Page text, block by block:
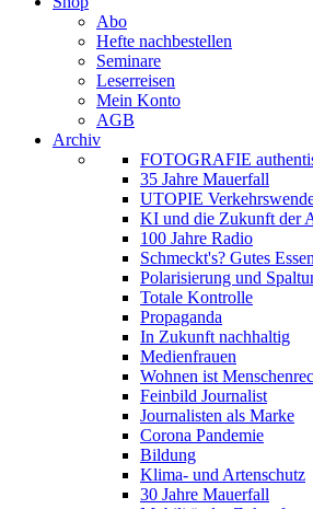
Abo
Hefte nachbestellen
Seminare
Leserreisen
Mein Konto
AGB
Archiv
FOTOGRAFIE
35 Jahre Mauerfall
UTOPIE
KI und die Zukunft der
100 Jahre Radio
Schmeckt's? Gutes
Polarisierung und
Totale Kontrolle
Propaganda
In Zukunft nachhaltig
Medienfrauen
Wohnen ist
Feinbild Journalist
Journalisten als Marke
Corona Pandemie
Bildung
Klima- und Artenschutz
30 Jahre Mauerfall